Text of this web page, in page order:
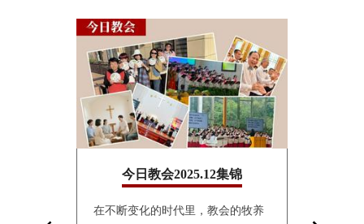
今日教会2025.12集锦
在不断变化的时代里，教会的牧养